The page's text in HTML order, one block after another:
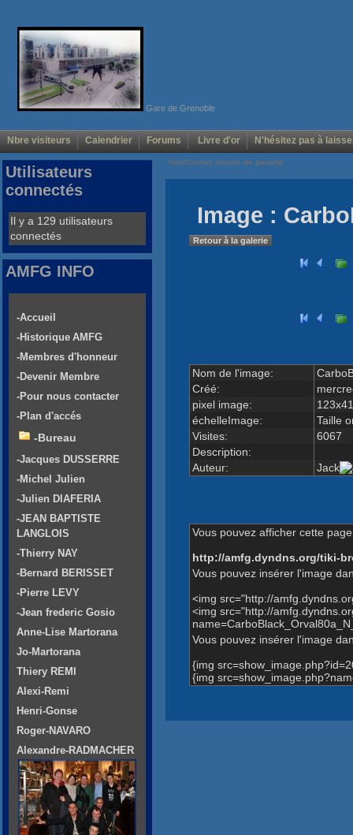
Gare de Grenoble
Nbre visiteurs Calendrier Forums Livre d'or N'hésitez pas à
Voir/Cacher menus de gauche
Image :
Retour à la galerie
Nom de l'image:
Créé:
pixel image:
123x41
échelleImage:
Taille
Visites:
6067
Description:
Auteur:
Jack
Vous pouvez afficher cette
http://amfg.dyndns.org/tiki-
Vous pouvez insérer l'image
<img src="http://
<img src="http://
Vous pouvez insérer l'image
{img
{img
Utilisateurs
connectés
Il y a 129 utilisateurs
connectés
AMFG INFO
-Accueil
-Historique AMFG
-Membres d'honneur
-Devenir Membre
-Pour nous contacter
-Plan d'accés
-Bureau
-Jacques DUSSERRE
-Michel Julien
-Julien DIAFERIA
-JEAN BAPTISTE
LANGLOIS
-Thierry NAY
-Bernard BERISSET
-Pierre LEVY
-Jean frederic Gosio
Anne-Lise Martorana
Jo-Martorana
Thiery REMI
Alexi-Remi
Henri-Gonse
Roger-NAVARO
Alexandre-RADMACHER